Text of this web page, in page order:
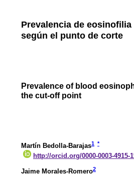
Prevalencia de
según el punto de corte
Prevalence of blood
the cut-off point
Martín Bedolla-Barajas1 *
http://orcid.org/0000-0003-4915-
Jaime Morales-Romero2